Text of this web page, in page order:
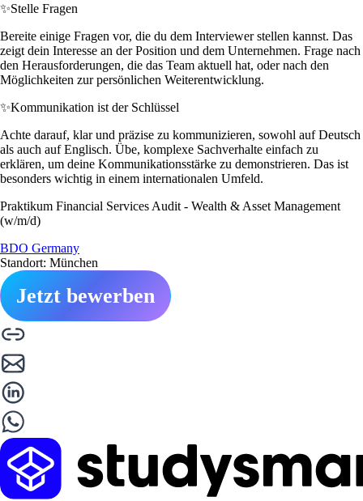
✨Stelle Fragen
Bereite einige Fragen vor, die du dem Interviewer stellen kannst. Das
zeigt dein Interesse an der Position und dem Unternehmen. Frage nach
den Herausforderungen, die das Team aktuell hat, oder nach den
Möglichkeiten zur persönlichen Weiterentwicklung.
✨Kommunikation ist der Schlüssel
Achte darauf, klar und präzise zu kommunizieren, sowohl auf Deutsch
als auch auf Englisch. Übe, komplexe Sachverhalte einfach zu
erklären, um deine Kommunikationsstärke zu demonstrieren. Das ist
besonders wichtig in einem internationalen Umfeld.
Praktikum Financial Services Audit - Wealth & Asset Management
(w/m/d)
BDO Germany
Standort: München
Jetzt bewerben